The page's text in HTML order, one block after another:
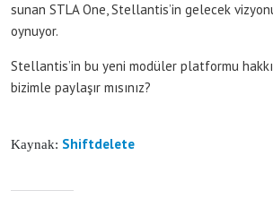
sunan STLA One, Stellantis’in gelecek
oynuyor.
Stellantis’in bu yeni modüler platformu
bizimle paylaşır mısınız?
Kaynak: Shiftdelete